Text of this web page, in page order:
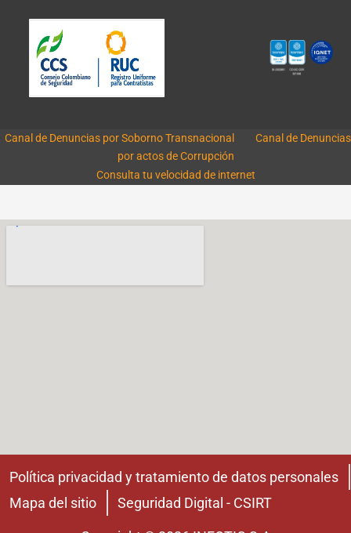
Canal de Denuncias por Soborno Transnacional
Canal de Denuncias
por actos de Corrupción
Consulta tu velocidad de internet
Política privacidad y tratamiento de datos personales
Mapa del sitio
Seguridad Digital - CSIRT